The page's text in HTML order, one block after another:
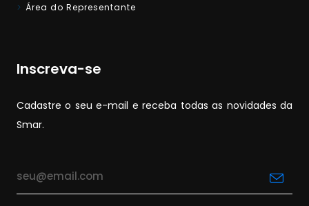
Área do Representante
Inscreva-se
Cadastre o seu e-mail e receba todas as novidades da
Smar.